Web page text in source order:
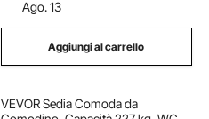
Ago. 13
Aggiungi al carrello
VEVOR Sedia Comoda da